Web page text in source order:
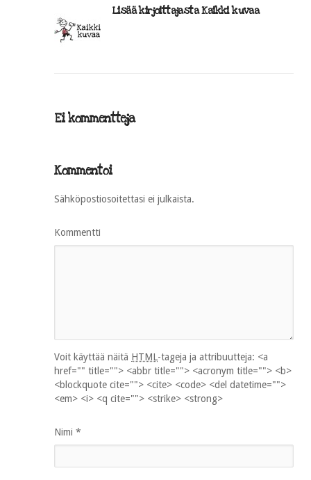
Lisää kirjoittajasta Kaikki kuvaa
Ei kommentteja
Kommentoi
Sähköpostiosoitettasi ei julkaista.
Kommentti
Voit käyttää näitä HTML-tageja ja attribuutteja: <a
href="" title=""> <abbr title=""> <acronym title=""> <b>
<blockquote cite=""> <cite> <code> <del datetime="">
<em> <i> <q cite=""> <strike> <strong>
Nimi *